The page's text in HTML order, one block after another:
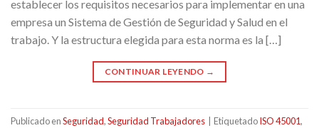
establecer los requisitos necesarios para implementar en una
empresa un Sistema de Gestión de Seguridad y Salud en el
trabajo. Y la estructura elegida para esta norma es la […]
CONTINUAR LEYENDO →
Publicado enSeguridad,Seguridad Trabajadores EtiquetadoISO 45001,